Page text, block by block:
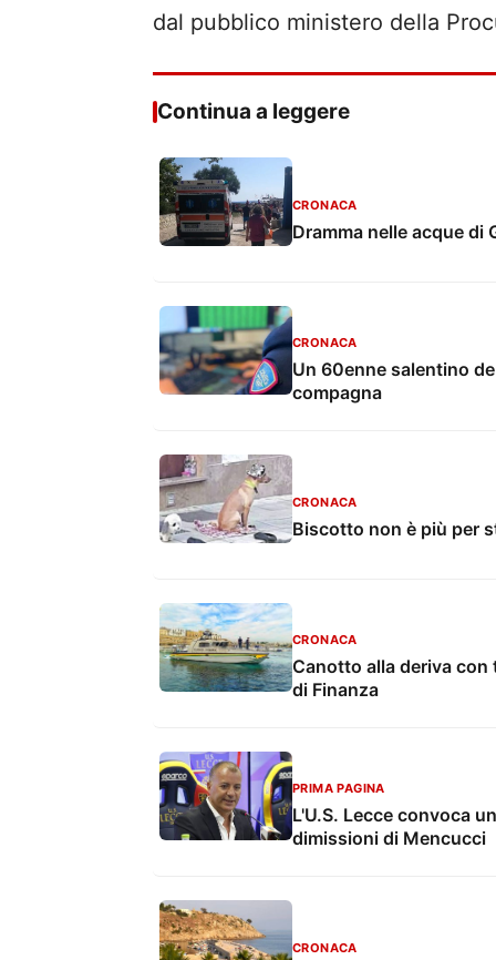
dal pubblico ministero della
Continua a leggere
CRONACA
Dramma nelle acque di
CRONACA
Un 60enne salentino
compagna
CRONACA
Biscotto non è più per
CRONACA
Canotto alla deriva
di Finanza
PRIMA PAGINA
L'U.S. Lecce convoca
dimissioni di Mencucci
CRONACA